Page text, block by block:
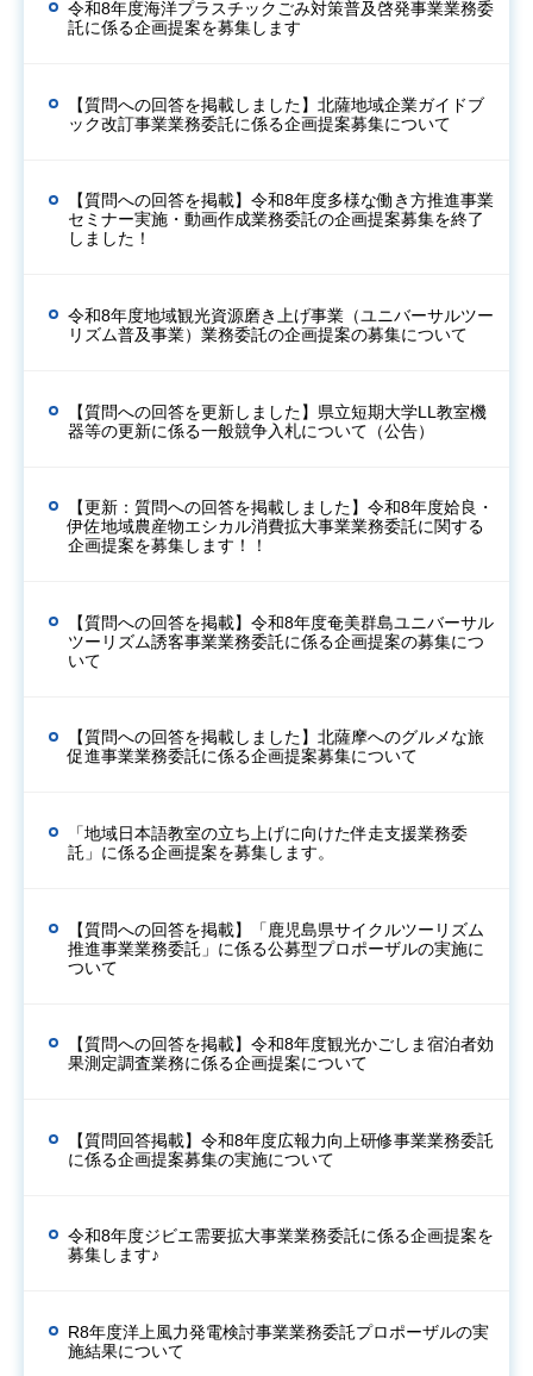
令和8年度海洋プラスチックごみ対策普及啓発事業業務委
託に係る企画提案を募集します
【質問への回答を掲載しました】北薩地域企業ガイドブ
ック改訂事業業務委託に係る企画提案募集について
【質問への回答を掲載】令和8年度多様な働き方推進事業
セミナー実施・動画作成業務委託の企画提案募集を終了
しました！
令和8年度地域観光資源磨き上げ事業（ユニバーサルツー
リズム普及事業）業務委託の企画提案の募集について
【質問への回答を更新しました】県立短期大学LL教室機
器等の更新に係る一般競争入札について（公告）
【更新：質問への回答を掲載しました】令和8年度姶良・
伊佐地域農産物エシカル消費拡大事業業務委託に関する
企画提案を募集します！！
【質問への回答を掲載】令和8年度奄美群島ユニバーサル
ツーリズム誘客事業業務委託に係る企画提案の募集につ
いて
【質問への回答を掲載しました】北薩摩へのグルメな旅
促進事業業務委託に係る企画提案募集について
「地域日本語教室の立ち上げに向けた伴走支援業務委
託」に係る企画提案を募集します。
【質問への回答を掲載】「鹿児島県サイクルツーリズム
推進事業業務委託」に係る公募型プロポーザルの実施に
ついて
【質問への回答を掲載】令和8年度観光かごしま宿泊者効
果測定調査業務に係る企画提案について
【質問回答掲載】令和8年度広報力向上研修事業業務委託
に係る企画提案募集の実施について
令和8年度ジビエ需要拡大事業業務委託に係る企画提案を
募集します♪
R8年度洋上風力発電検討事業業務委託プロポーザルの実
施結果について